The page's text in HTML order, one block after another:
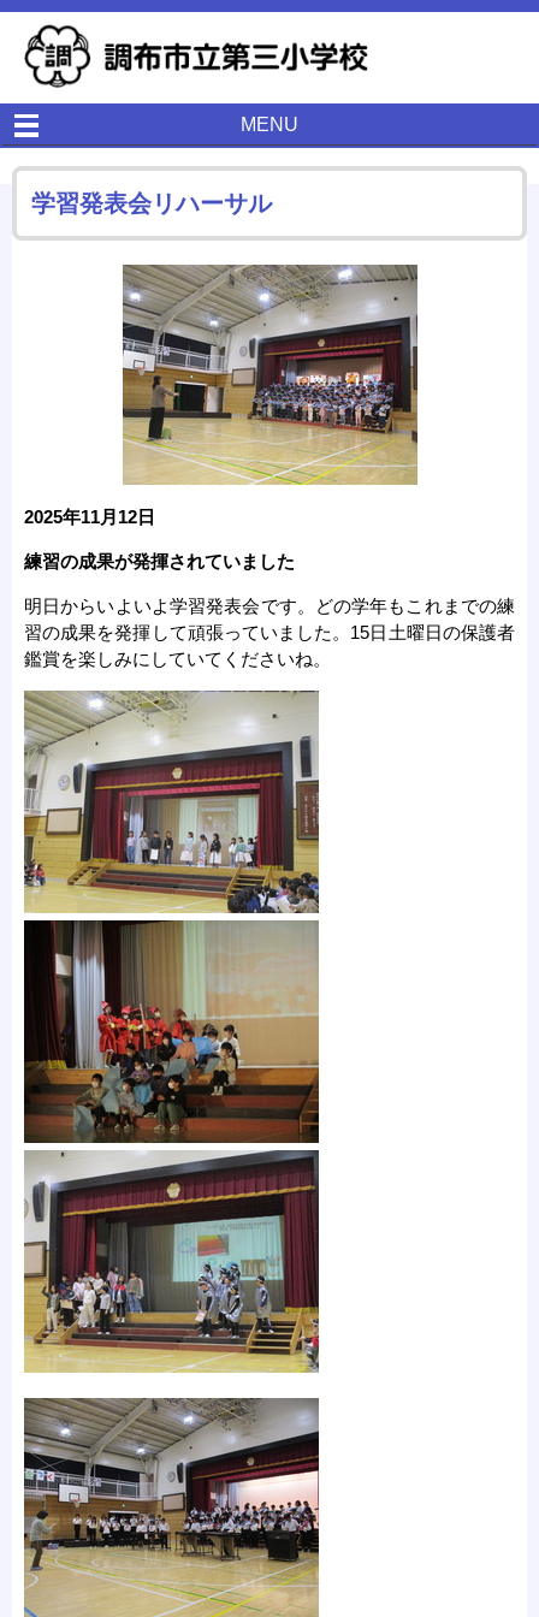
MENU
学習発表会リハーサル
2025年11月12日
練習の成果が発揮されていました
明日からいよいよ学習発表会です。どの学年もこれまでの練
習の成果を発揮して頑張っていました。15日土曜日の保護者
鑑賞を楽しみにしていてくださいね。